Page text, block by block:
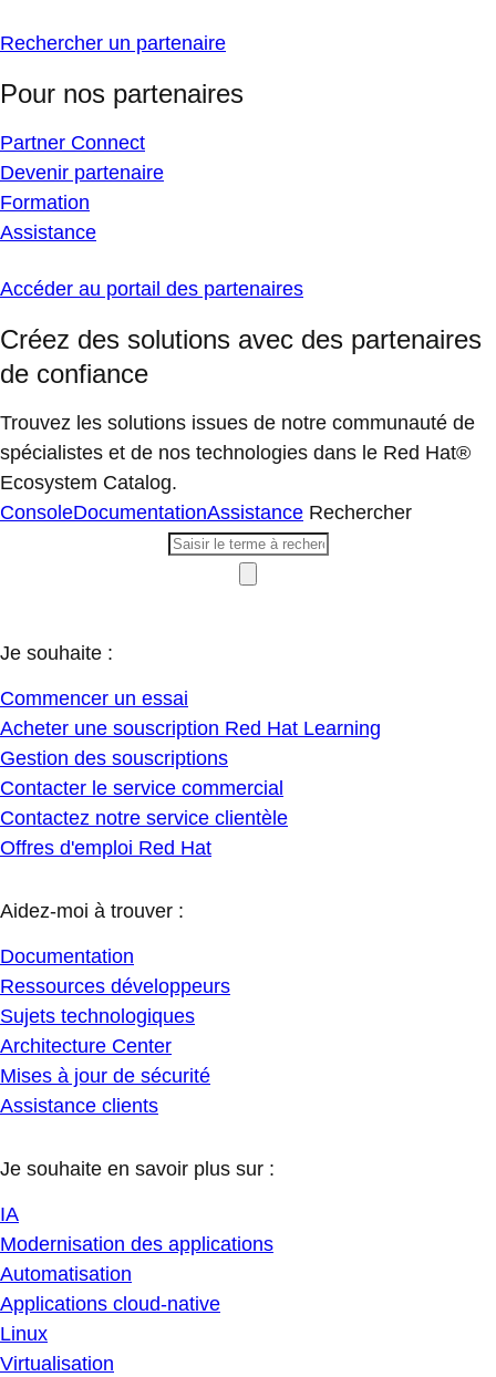
Rechercher un partenaire
Pour nos partenaires
Partner Connect
Devenir partenaire
Formation
Assistance
Accéder au portail des partenaires
Créez des solutions avec des partenaires
de confiance
Trouvez les solutions issues de notre communauté de
spécialistes et de nos technologies dans le Red Hat®
Ecosystem Catalog.
ConsoleDocumentationAssistance Rechercher
Je souhaite :
Commencer un essai
Acheter une souscription Red Hat Learning
Gestion des souscriptions
Contacter le service commercial
Contactez notre service clientèle
Offres d'emploi Red Hat
Aidez-moi à trouver :
Documentation
Ressources développeurs
Sujets technologiques
Architecture Center
Mises à jour de sécurité
Assistance clients
Je souhaite en savoir plus sur :
IA
Modernisation des applications
Automatisation
Applications cloud-native
Linux
Virtualisation